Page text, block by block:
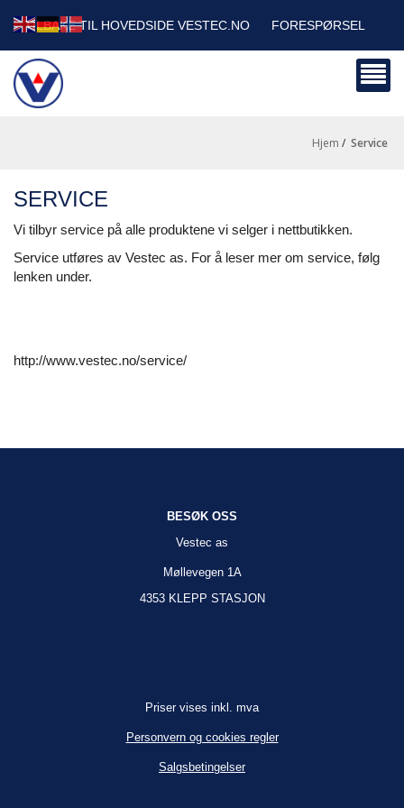
TILBAKE TIL HOVEDSIDE VESTEC.NO FORESPØRSEL
HANDLEVOGN
BEDRIFTSKUNDER
Hjem / service
SERVICE
Vi tilbyr service på alle produktene vi selger i nettbutikken.
Service utføres av Vestec as. For å leser mer om service, følg
lenken under.
http://www.vestec.no/service/
BESØK OSS
Vestec as
Møllevegen 1A
4353 KLEPP STASJON
Priser vises inkl. mva
Personvern og cookies regler
Salgsbetingelser